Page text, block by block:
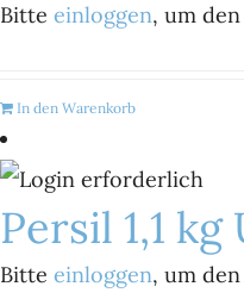
Bitte einloggen, um
In den Warenkorb
Persil 1,1
Bitte einloggen, um